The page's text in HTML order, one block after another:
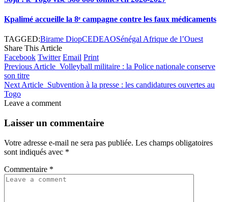
Kpalimé accueille la 8ᵉ campagne contre les faux médicaments
TAGGED:Birame DiopCEDEAOSénégal Afrique de l’Ouest
Share This Article
Facebook Twitter Email Print
Previous Article Volleyball militaire : la Police nationale conserve
son titre
Next Article Subvention à la presse : les candidatures ouvertes au
Togo
Leave a comment
Laisser un commentaire
Votre adresse e-mail ne sera pas publiée. Les champs obligatoires
sont indiqués avec *
Commentaire *